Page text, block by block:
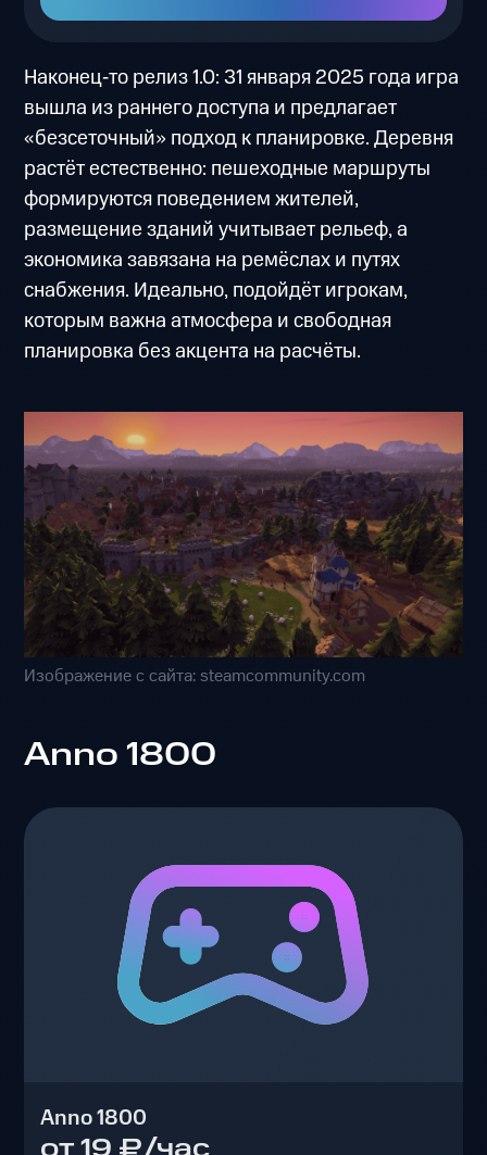
Наконец‑то релиз 1.0: 31 января 2025 года игра
вышла из раннего доступа и предлагает
«безсеточный» подход к планировке. Деревня
растёт естественно: пешеходные маршруты
формируются поведением жителей,
размещение зданий учитывает рельеф, а
экономика завязана на ремёслах и путях
снабжения. Идеально, подойдёт игрокам,
которым важна атмосфера и свободная
планировка без акцента на расчёты.
Изображение с сайта: steamcommunity.com
Anno 1800
Anno 1800